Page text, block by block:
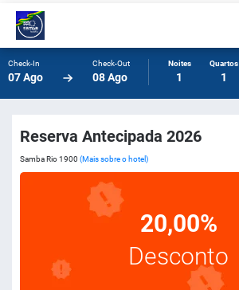
Check-In
07 Ago
Check-Out
08 Ago
Noites
1
Quartos
1
Reserva Antecipada 2026
Samba Rio 1900 (Mais sobre o hotel)
20,00%
Desconto